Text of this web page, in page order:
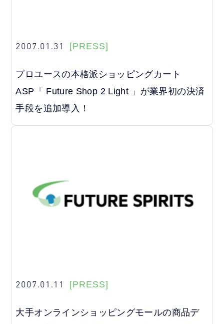
2007.01.31 [PRESS]
プロユースの本格派ショッピングカート
ASP「 Future Shop 2 Light 」が業界初の決済
手段を追加導入！
2007.01.11 [PRESS]
大手オンラインショッピングモールの商品デ